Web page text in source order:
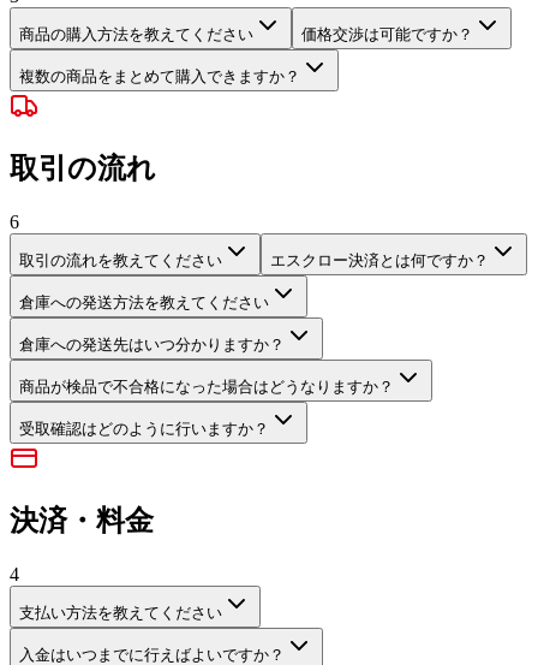
商品の購入方法を教えてください 価格交渉は可能ですか？
複数の商品をまとめて購入できますか？
取引の流れ
6
取引の流れを教えてください エスクロー決済とは何ですか？
倉庫への発送方法を教えてください
倉庫への発送先はいつ分かりますか？
商品が検品で不合格になった場合はどうなりますか？
受取確認はどのように行いますか？
決済・料金
4
支払い方法を教えてください
入金はいつまでに行えばよいですか？